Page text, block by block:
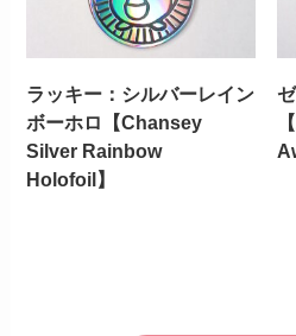
ラッキー：シルバーレイン
ボーホロ【Chansey
Silver Rainbow
Holofoil】